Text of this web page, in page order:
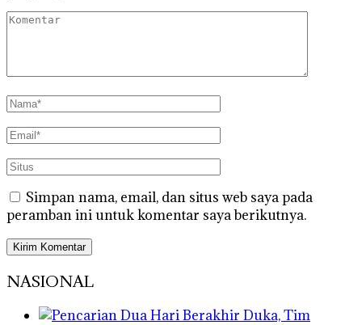
Simpan nama, email, dan situs web saya pada
peramban ini untuk komentar saya berikutnya.
NASIONAL